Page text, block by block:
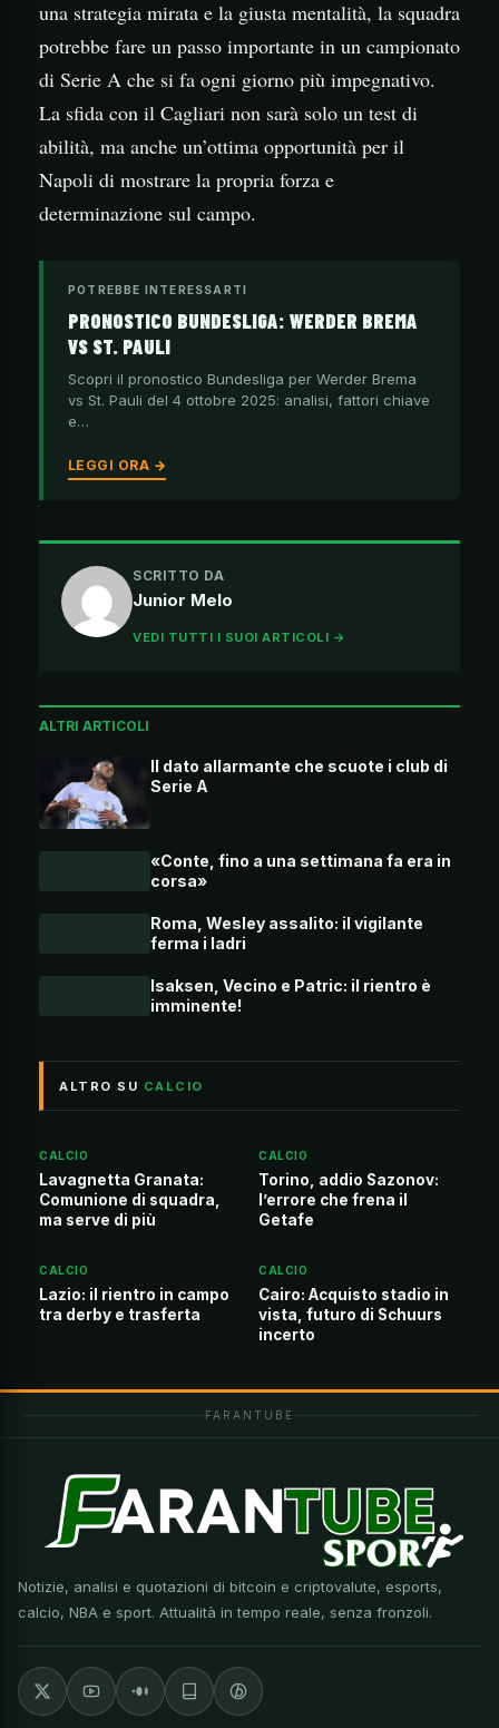
una strategia mirata e la giusta mentalità, la squadra
potrebbe fare un passo importante in un campionato
di Serie A che si fa ogni giorno più impegnativo.
La sfida con il Cagliari non sarà solo un test di
abilità, ma anche un’ottima opportunità per il
Napoli di mostrare la propria forza e
determinazione sul campo.
POTREBBE INTERESSARTI
PRONOSTICO BUNDESLIGA: WERDER BREMA
VS ST. PAULI
Scopri il pronostico Bundesliga per Werder Brema
vs St. Pauli del 4 ottobre 2025: analisi, fattori chiave
e…
LEGGI ORA →
SCRITTO DA
Junior Melo
VEDI TUTTI I SUOI ARTICOLI →
ALTRI ARTICOLI
Il dato allarmante che scuote i club di
Serie A
«Conte, fino a una settimana fa era in
corsa»
Roma, Wesley assalito: il vigilante
ferma i ladri
Isaksen, Vecino e Patric: il rientro è
imminente!
ALTRO SU CALCIO
CALCIO
Lavagnetta Granata:
Comunione di squadra,
ma serve di più
CALCIO
Torino, addio Sazonov:
l’errore che frena il
Getafe
CALCIO
Lazio: il rientro in campo
tra derby e trasferta
CALCIO
Cairo: Acquisto stadio in
vista, futuro di Schuurs
incerto
FARANTUBE
Notizie, analisi e quotazioni di bitcoin e criptovalute, esports,
calcio, NBA e sport. Attualità in tempo reale, senza fronzoli.